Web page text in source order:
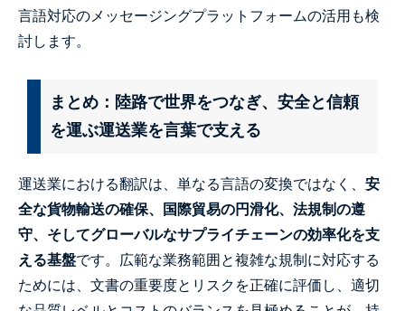
言語対応のメッセージングプラットフォームの活用も検
討します。
まとめ：陸路で世界をつなぎ、安全と信頼
を運ぶ運送業を言葉で支える
運送業における翻訳は、単なる言語の変換ではなく、 安
全な貨物輸送の確保、国際貿易の円滑化、法規制の遵
守、そしてグローバルなサプライチェーンの効率化を支
える基盤です。広範な業務範囲と複雑な規制に対応する
ためには、文書の重要度とリスクを正確に評価し、適切